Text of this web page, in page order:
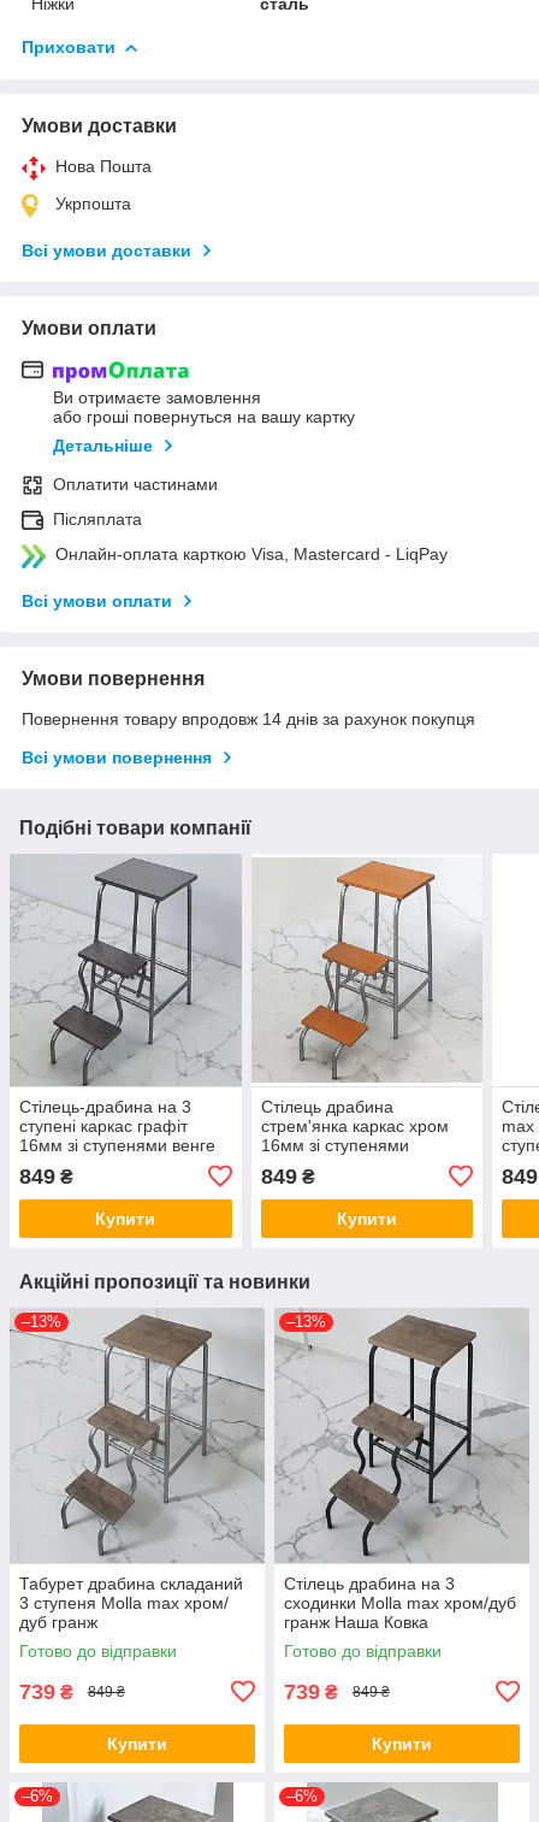
Приховати
Умови доставки
Нова Пошта
Укрпошта
Всі умови доставки
Умови оплати
Ви отримаєте замовлення
або гроші повернуться на вашу картку
Детальніше
Оплатити частинами
Післяплата
Онлайн-оплата карткою Visa, Mastercard - LiqPay
Всі умови оплати
Умови повернення
Повернення товару впродовж 14 днів за рахунок покупця
Всі умови повернення
Подібні товари компанії
Стілець-драбина на 3
ступені каркас графіт
16мм зі ступенями венге
849 ₴
Купити
Стілець драбина
стрем'янка каркас хром
16мм зі ступенями
кольору горіх італійський
на три сходи
849₴
Купити
max
849
Акційні пропозиції та новинки
–13%
Табурет драбина складаний
3 ступеня Molla max хром/
дуб гранж
Готово до відправки
739 ₴ 849 ₴
Купити
–13%
Стілець драбина на 3
сходинки Molla max хром/дуб
гранж Наша Ковка
Готово до відправки
739 ₴ 849 ₴
Купити
–6% –6%